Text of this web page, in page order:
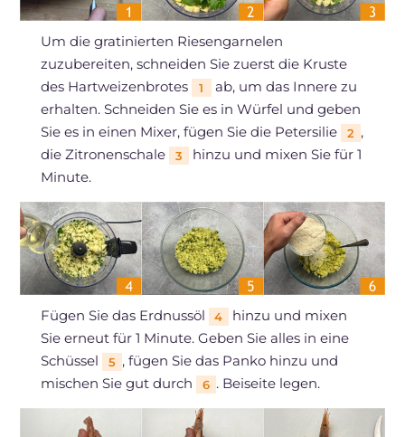
Um die gratinierten Riesengarnelen
zuzubereiten, schneiden Sie zuerst die Kruste
des Hartweizenbrotes
1
ab, um das Innere zu
erhalten. Schneiden Sie es in Würfel und geben
Sie es in einen Mixer, fügen Sie die Petersilie
2 ,
die Zitronenschale
3
hinzu und mixen Sie für 1
Minute.
Fügen Sie das Erdnussöl 4
hinzu und mixen
Sie erneut für 1 Minute. Geben Sie alles in eine
Schüssel
5 , fügen Sie das Panko hinzu und
mischen Sie gut durch
6 . Beiseite legen.